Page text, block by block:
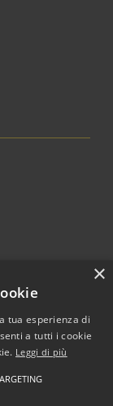
2026 • Comune di
• Powered by
×
tua esperienza di
a tutti i cookie
Leggi di più